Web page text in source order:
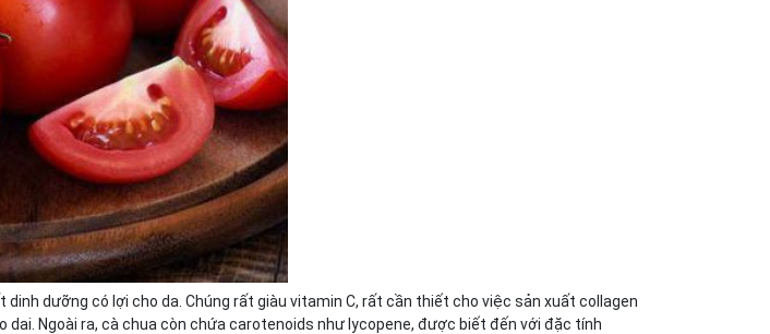
dinh dưỡng có lợi cho da. Chúng rất giàu vitamin C, rất cần thiết cho việc sản xuất collagen
dai. Ngoài ra, cà chua còn chứa carotenoids như lycopene, được biết đến với đặc tính